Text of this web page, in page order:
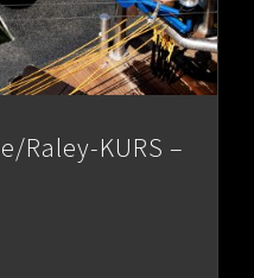
Raley-KURS –